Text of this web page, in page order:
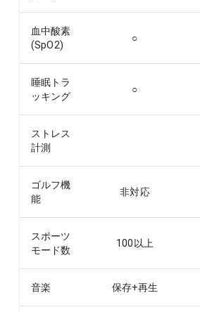
血中酸素
(SpO2)
○
睡眠トラ
ッキング
○
ストレス
計測
ゴルフ機
能
非対応
スポーツ
モード数
100以上
音楽 保存+再生